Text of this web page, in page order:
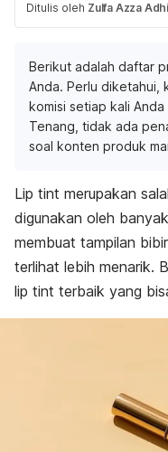
Ditulis oleh Zulfa Azza
Berikut adalah daftar
Anda. Perlu diketahui,
komisi setiap kali
Tenang, tidak ada
soal konten produk
Lip tint merupakan
digunakan oleh
membuat tampilan
terlihat lebih menarik.
lip tint terbaik yang